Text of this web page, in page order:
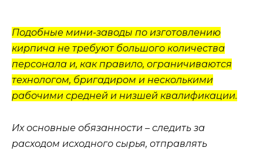
Подобные мини-заводы по изготовлению
кирпича не требуют большого количества
персонала и, как правило, ограничиваются
технологом, бригадиром и несколькими
рабочими средней и низшей квалификации.
Их основные обязанности – следить за
расходом исходного сырья, отправлять